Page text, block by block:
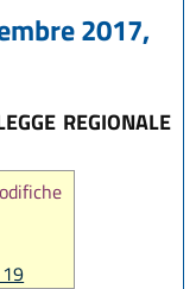
2017,
REGIONALE